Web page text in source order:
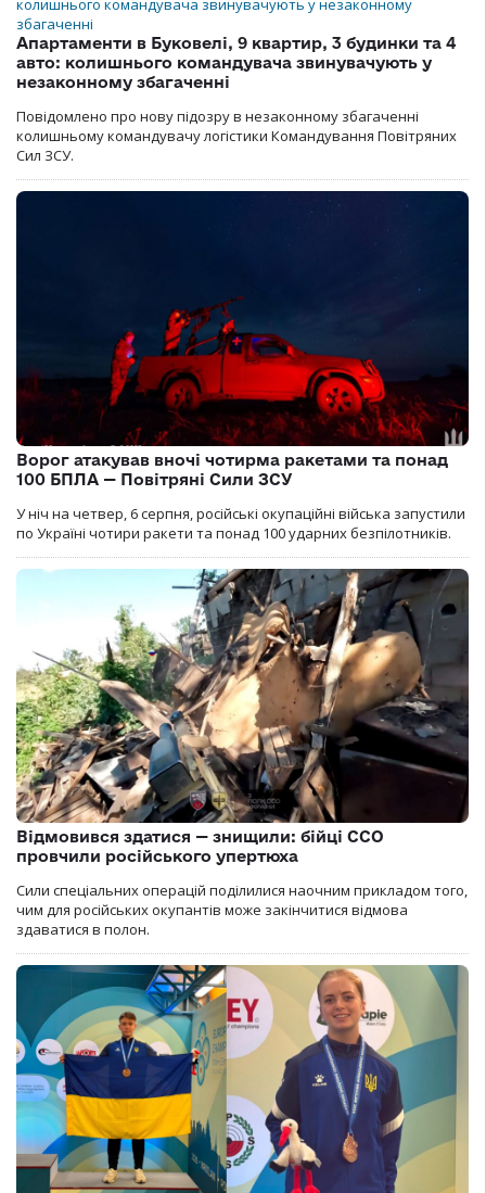
Апартаменти в Буковелі, 9 квартир, 3 будинки та 4
авто: колишнього командувача звинувачують у
незаконному збагаченні
Повідомлено про нову підозру в незаконному збагаченні
колишньому командувачу логістики Командування Повітряних
Сил ЗСУ.
Ворог атакував вночі чотирма ракетами та понад
100 БПЛА — Повітряні Сили ЗСУ
У ніч на четвер, 6 серпня, російські окупаційні війська запустили
по Україні чотири ракети та понад 100 ударних безпілотників.
Відмовився здатися — знищили: бійці ССО
провчили російського упертюха
Сили спеціальних операцій поділилися наочним прикладом того,
чим для російських окупантів може закінчитися відмова
здаватися в полон.